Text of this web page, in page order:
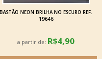
BASTÃO NEON BRILHA NO ESCURO REF.
19646
a partir de: R$4,90